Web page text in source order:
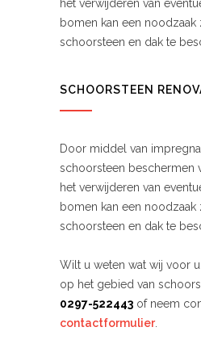
het verwijderen van
bomen kan een noodzaak
schoorsteen en dak te
SCHOORSTEEN
Door middel van
schoorsteen beschermen
het verwijderen van
bomen kan een noodzaak
schoorsteen en dak te
Wilt u weten wat wij voor
op het gebied van
0297-522443 of neem
contactformulier.